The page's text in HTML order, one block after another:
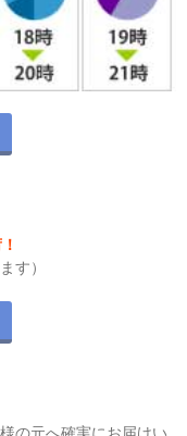
す）